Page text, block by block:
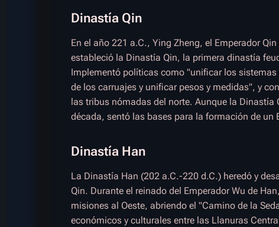
Dinastía Qin
En el año 221 a.C., Ying Zheng, el Emperador
estableció la Dinastía Qin, la primera dinastía
Implementó políticas como "unificar los
de los carruajes y unificar pesos y medidas", y
las tribus nómadas del norte. Aunque la Dinastía
década, sentó las bases para la formación de
Dinastía Han
La Dinastía Han (202 a.C.-220 d.C.) heredó y
Qin. Durante el reinado del Emperador Wu de
misiones al Oeste, abriendo el "Camino de la
económicos y culturales entre las Llanuras